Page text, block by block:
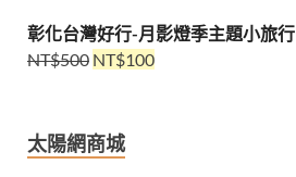
彰化台灣好行-月影燈季主題小旅行
NT$500 NT$100
太陽網商城